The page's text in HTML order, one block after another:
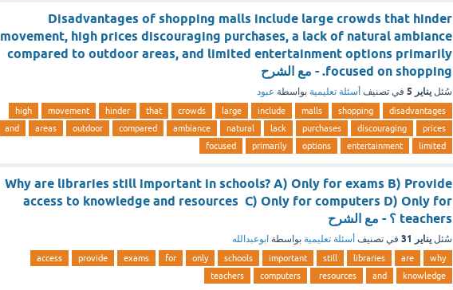
Disadvantages of shopping malls include large crowds that hinder
movement, high prices discouraging purchases, a lack of natural ambiance
compared to outdoor areas, and limited entertainment options primarily
focused on shopping. - مع الشرح
سُئل يناير 5 في تصنيف أسئلة تعليمية بواسطة عبود
disadvantages
shopping
malls
include
large
crowds
that
hinder
movement
high
prices
discouraging
purchases
lack
natural
ambiance
compared
outdoor
areas
and
limited
entertainment
options
primarily
focused
Why are libraries still important in schools? A) Only for exams B) Provide
access to knowledge and resources C) Only for computers D) Only for
teachers ؟ - مع الشرح
سُئل يناير 31 في تصنيف أسئلة تعليمية بواسطة ابوعبدالله
why
are
libraries
still
important
schools
only
for
exams
provide
access
knowledge
and
resources
computers
teachers